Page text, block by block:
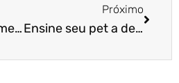
Seu cachorro come muito rápido? Veja como alguns brinquedos podem ajudar
Próximo
Ensine seu pet a devolver a bolinha!